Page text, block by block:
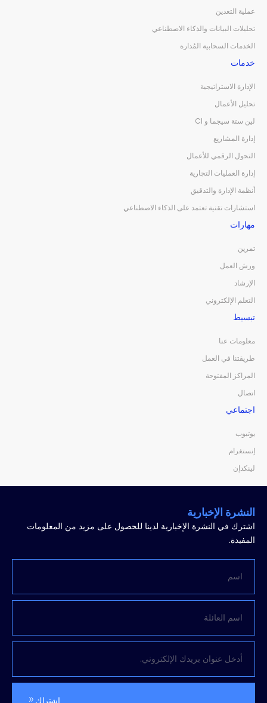
عملية التعدين
تحليلات البيانات والذكاء الاصطناعي
الخدمات السحابية المُدارة
خدمات
الإدارة الاستراتيجية
تحليل الأعمال
لين ستة سيجما و CI
إدارة المشاريع
التحول الرقمي للأعمال
إدارة العمليات التجارية
أنظمة الإدارة والتدقيق
استشارات تقنية تعتمد على الذكاء الاصطناعي
مهارات
تمرين
ورش العمل
الإرشاد
التعلم الإلكتروني
تبسيط
معلومات عنا
طريقتنا في العمل
المراكز المفتوحة
اتصال
اجتماعي
يوتيوب
إنستغرام
لينكدإن
النشرة الإخبارية
اشترك في النشرة الإخبارية لدينا للحصول على مزيد من المعلومات
المفيدة.
اشتراك